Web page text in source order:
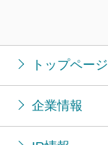
トップページ
企業情報